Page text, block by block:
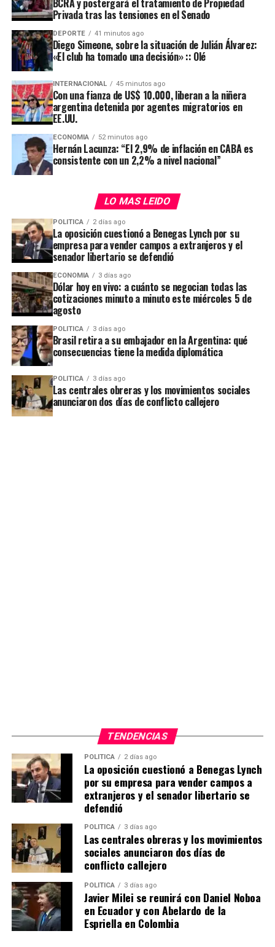
Todo comenzó cuando Pergolini le consultó a Rada si
alguna vez se había casado por iglesia. Rada respondió
que nunca había pasado por esa experiencia, lo que dio
Yo sí me casé por iglesia. Te juro que durante
toda la ceremonia el cura me llamó María, nunca
acertó mi nombre”, recordó entre risas, señalando que
el sacerdote era amigo de la familia de su esposa.
Continuó describiendo el contexto de aquel momento y
cómo ambos eran muy jóvenes al casarse. “Mi mujer
tenía 19 o 20 años, éramos prácticamente dos chicos.
Si ves las fotos, parece una fiesta de 15
Pergolini, resaltando el ambiente de nerviosismo que
rodeó la boda tanto para ellos como para sus familias.
A pesar de los años transcurridos, remarcó que la
relación se mantiene vigente: “De casualidad, 36 años
después, todo sigue funcionando. Pero en ese
momento, todo era muy incierto. Incluso el cura no
Mario Pergolini reveló lo que dijo su suegro en medio de
El momento más inesperado, según relató, ocurrió justo
antes de ingresar a la iglesia. Pergolini recordó que,
mientras su esposa estaba tomada del brazo de su padre
y a punto de entrar al templo, su suegro la frenó en
seco. “Estaban por abrirse las puertas y sonar la
marcha nupcial, y mi suegro le dijo: ‘Si querés, nos
vamos. Lo del civil lo arreglo yo’. Fue hasta el último
Privada tras las tensiones en el Senado
DEPORTE 41 minutos ago
Diego Simeone, sobre la situación de Julián Álvarez:
«El club ha tomado una decisión» :: Olé
INTERNACIONAL 45 minutos ago
Con una fianza de US$ 10.000, liberan a la niñera
argentina detenida por agentes migratorios en
EE.UU.
ECONOMIA 52 minutos ago
Hernán Lacunza: “El 2,9% de inflación en CABA es
consistente con un 2,2% a nivel nacional”
LO MAS LEIDO
POLITICA 2 días ago
La oposición cuestionó a Benegas Lynch por su
empresa para vender campos a extranjeros y el
senador libertario se defendió
ECONOMIA 3 días ago
Dólar hoy en vivo: a cuánto se negocian todas las
cotizaciones minuto a minuto este miércoles 5 de
agosto
POLITICA 3 días ago
Brasil retira a su embajador en la Argentina: qué
consecuencias tiene la medida diplomática
POLITICA 3 días ago
Las centrales obreras y los movimientos sociales
anunciaron dos días de conflicto callejero
TENDENCIAS
POLITICA 2 días ago
La oposición cuestionó a Benegas Lynch
por su empresa para vender campos a
extranjeros y el senador libertario se
defendió
POLITICA 3 días ago
Las centrales obreras y los movimientos
sociales anunciaron dos días de
conflicto callejero
POLITICA 3 días ago
Javier Milei se reunirá con Daniel Noboa
en Ecuador y con Abelardo de la
Espriella en Colombia